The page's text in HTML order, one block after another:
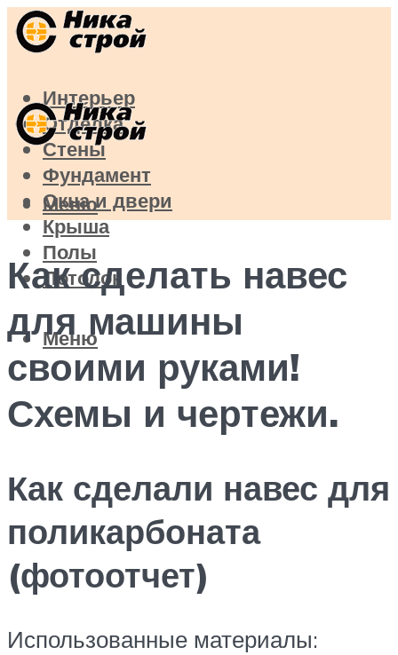
Интерьер
Отделка
Стены
Фундамент
Окна и двери
Крыша
Полы
Потолок
Меню
Меню
Как сделать навес
для машины
своими руками!
Схемы и чертежи.
Как сделали навес для
поликарбоната
(фотоотчет)
Использованные материалы: